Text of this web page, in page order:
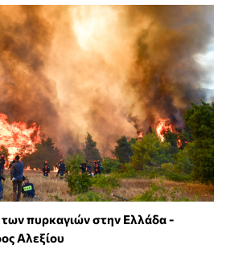
πυρκαγιών στην Ελλάδα -
Αλεξίου